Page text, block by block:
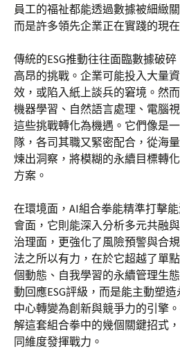
員工的福祉都能透過數據被細緻
而是許多領先企業正在實踐的現
傳統的ESG推動往往面臨數據破
高昂的挑戰。企業可能投入大量
效，或陷入紙上談兵的窘境。然
機器學習、自然語言處理、電腦
這些挑戰轉化為機遇。它們像是
隊，各司其職又緊密配合，從海
煉出洞察，將模糊的永續目標轉
方案。
在環境面，AI組合拳能精準打擊
會面，它則能深入分析多元共融
治理面，更強化了風險預警與合
法之所以有力，在於它超越了單
個動態、自我學習的永續管理生
動回應ESG評級，而是能主動塑
中心轉變為創新與競爭力的引擎
解這套組合拳中的幾個關鍵招式
同維度發揮戰力。